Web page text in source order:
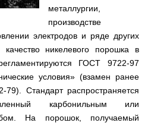
металлургии,
производстве
электродов и ряде других
никелевого порошка в
ГОСТ 9722-97
условия» (взамен ранее
Стандарт распространяется
карбонильным или
На порошок, получаемый